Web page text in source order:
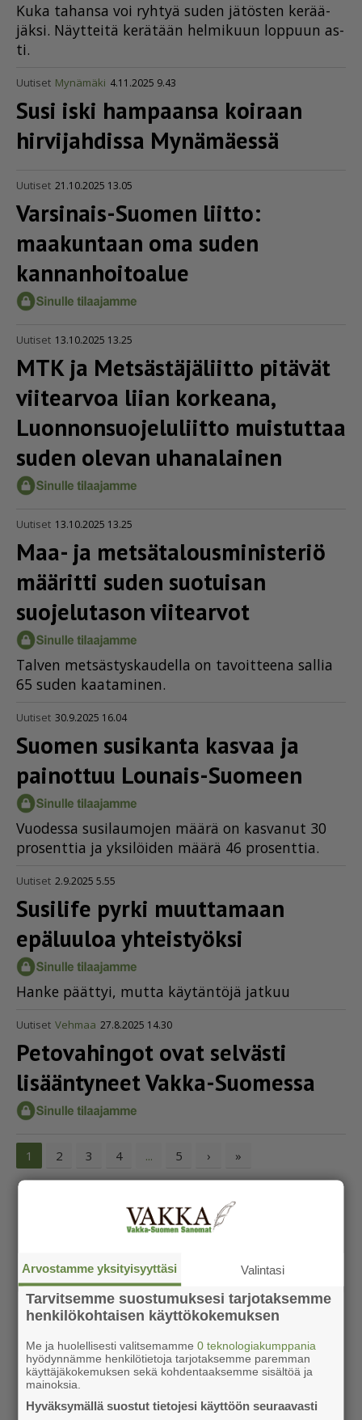
Kuka ta­han­sa voi ryh­tyä su­den jä­tös­ten ke­rää­
jäk­si. Näyt­tei­tä ke­rä­tään hel­mi­kuun lop­puun as­
ti.
Uutiset Mynämäki 4.11.2025 9.43
Susi iski hampaansa koiraan
hirvijahdissa Mynämäessä
Uutiset 21.10.2025 13.05
Varsinais-Suomen liitto:
maakuntaan oma suden
kannan­hoi­toalue
Uutiset 13.10.2025 13.25
MTK ja Metsäs­tä­jä­liitto pitävät
viitearvoa liian korkeana,
Luonnon­suo­je­lu­liitto muistuttaa
suden olevan uhanalainen
Uutiset 13.10.2025 13.25
Maa- ja metsä­ta­lous­mi­nis­teriö
määritti suden suotuisan
suojelutason viitearvot
Tal­ven met­säs­tys­kau­del­la on ta­voit­tee­na sal­lia
65 su­den kaa­ta­mi­nen.
Uutiset 30.9.2025 16.04
Suomen susikanta kasvaa ja
painottuu Lounais-Suomeen
Vuo­des­sa su­si­lau­mo­jen mää­rä on kas­va­nut 30
pro­sent­tia ja yk­si­löi­den mää­rä 46 pro­sent­tia.
Uutiset 2.9.2025 5.55
Susilife pyrki muuttamaan
epäluuloa yhteistyöksi
Han­ke päät­tyi, mut­ta käy­tän­tö­jä jat­kuu
Uutiset Vehmaa 27.8.2025 14.30
Petovahingot ovat selvästi
lisääntyneet Vakka-Suomessa
1 2 3 4 ... 5 › »
Arvostamme yksityisyyttäsi Valintasi
Tarvitsemme suostumuksesi tarjotaksemme
henkilökohtaisen käyttökokemuksen
Me ja huolellisesti valitsemamme0 teknologiakumppania
hyödynnämme henkilötietoja tarjotaksemme paremman
käyttäjäkokemuksen sekä kohdentaaksemme sisältöä ja
mainoksia.
Hyväksymällä suostut tietojesi käyttöön seuraavasti